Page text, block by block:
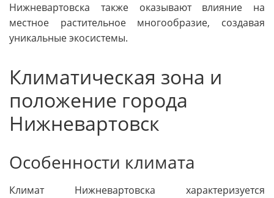
Нижневартовска также оказывают влияние на
местное растительное многообразие, создавая
уникальные экосистемы.
Климатическая зона и
положение города
Нижневартовск
Особенности климата
Климат Нижневартовска характеризуется